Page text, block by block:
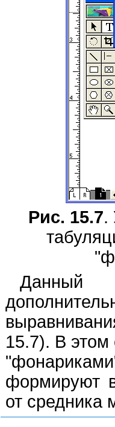
Рис. 15.7.
Данный
15.7). В этом
формируют
от средника